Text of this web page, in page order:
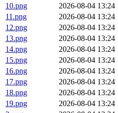
10.png
2026-08-04 13:24
11.png
2026-08-04 13:24
12.png
2026-08-04 13:24
13.png
2026-08-04 13:24
14.png
2026-08-04 13:24
15.png
2026-08-04 13:24
16.png
2026-08-04 13:24
17.png
2026-08-04 13:24
18.png
2026-08-04 13:24
19.png
2026-08-04 13:24